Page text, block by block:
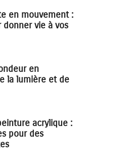
en mouvement :
vie à vos
en
la lumière et de
acrylique :
pour des